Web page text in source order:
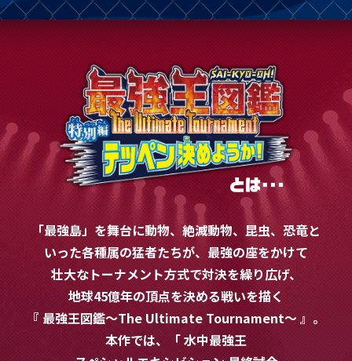
「最強島」を舞台に動物、絶滅動物、昆虫、恐竜と
いった各種属の猛者たちが、 最強の座をかけて
壮大なトーナメント方式で対決を繰り広げ、
地球45億年の頂点を決める戦いを描く
『 最強王図鑑～The Ultimate Tournament～ 』。
本作では、「 水中最強王